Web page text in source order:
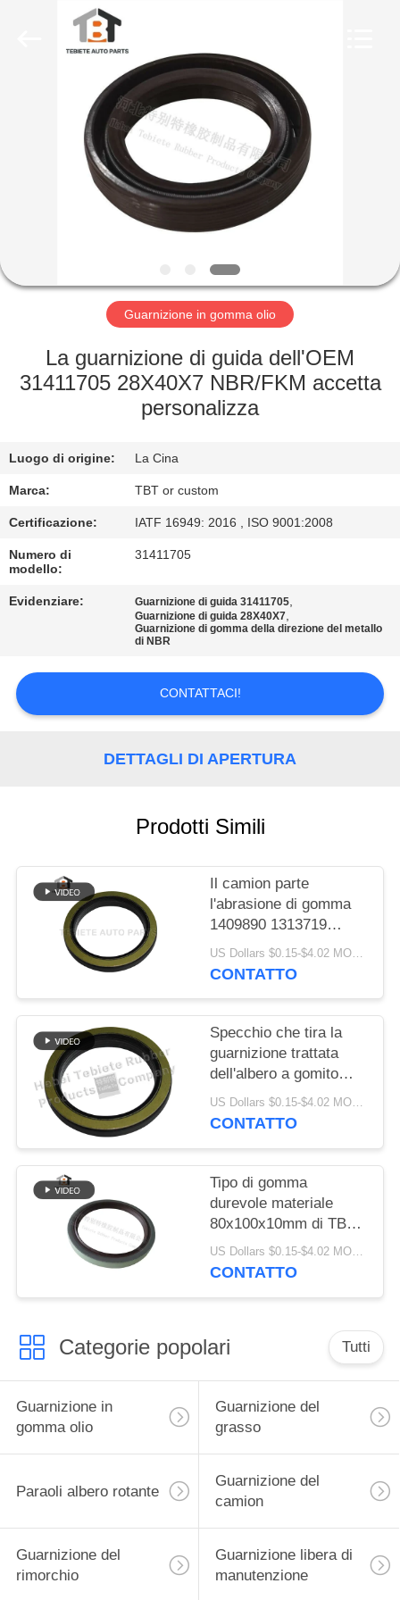
PRODOTTI
GIRO
FABBRICA
CONTROLLO
QUALITÀ
CONTATTICI
NOTIZIE
MAPPA
DEL
Guarnizione in gomma olio
La guarnizione di guida dell'OEM
31411705 28X40X7 NBR/FKM accetta
personalizza
Luogo di origine: La Cina
Marca: TBT or custom
Certificazione: IATF 16949: 2016 , ISO 9001:2008
Numero di
modello:
31411705
Evidenziare: Guarnizione di guida 31411705,
Guarnizione di guida 28X40X7,
Guarnizione di gomma della direzione del metallo
di NBR
CONTATTACI!
DETTAGLI DI APERTURA
Prodotti Simili
Il camion parte
l'abrasione di gomma
1409890 1313719
resistenti di
invecchiamento
a gomito di FFPM
US Dollars $0.15-$4.02 MOQ:10PCS
CONTATTO
Specchio che tira la
guarnizione trattata
dell'albero a gomito
75x100x10/13mm per
la guarnizione rotatoria
US Dollars $0.15-$4.02 MOQ:500pcs
CONTATTO
Tipo di gomma
durevole materiale
80x100x10mm di TB
del labbro della
guarnizione singolo di
US Dollars $0.15-$4.02 MOQ:20pcs
CONTATTO
Categorie popolari Tutti
Guarnizione in
gomma olio
Guarnizione del
grasso
Paraoli albero rotante
Guarnizione del
camion
Guarnizione del
rimorchio
Guarnizione libera di
manutenzione